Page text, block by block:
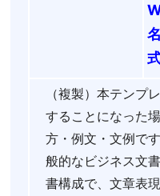
（複製）本テンプ
することになった
方・例文・文例で
般的なビジネス文
書構成で、文章表